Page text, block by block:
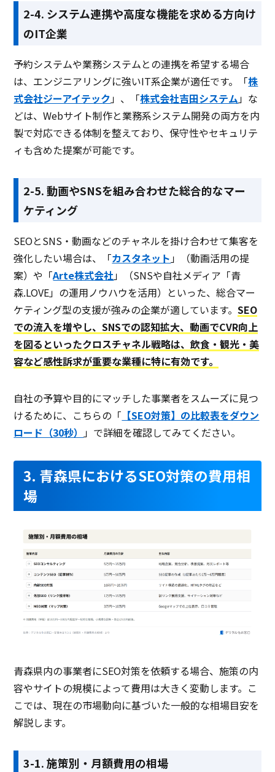
2-4. システム連携や高度な機能を求める方向け
のIT企業
予約システムや業務システムとの連携を希望する場合
は、エンジニアリングに強いIT系企業が適任です。「株
式会社ジーアイテック」、「株式会社吉田システム」な
どは、Webサイト制作と業務系システム開発の両方を内
製で対応できる体制を整えており、保守性やセキュリテ
ィも含めた提案が可能です。
2-5. 動画やSNSを組み合わせた総合的なマー
ケティング
SEOとSNS・動画などのチャネルを掛け合わせて集客を
強化したい場合は、「カスタネット」（動画活用の提
案）や「Arte株式会社」（SNSや自社メディア「青
森.LOVE」の運用ノウハウを活用）といった、総合マー
ケティング型の支援が強みの企業が適しています。SEO
での流入を増やし、SNSでの認知拡大、動画でCVR向上
を図るといったクロスチャネル戦略は、飲食・観光・美
容など感性訴求が重要な業種に特に有効です。
自社の予算や目的にマッチした事業者をスムーズに見つ
けるために、こちらの「 【SEO対策】の比較表をダウン
ロード（30秒） 」で詳細を確認してみてください。
3. 青森県におけるSEO対策の費用相
場
青森県内の事業者にSEO対策を依頼する場合、施策の内
容やサイトの規模によって費用は大きく変動します。こ
こでは、現在の市場動向に基づいた一般的な相場目安を
解説します。
3-1. 施策別・月額費用の相場